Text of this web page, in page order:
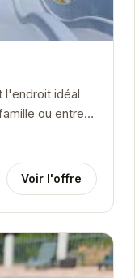
l'endroit idéal
ou entre
des...
Voir l'offre